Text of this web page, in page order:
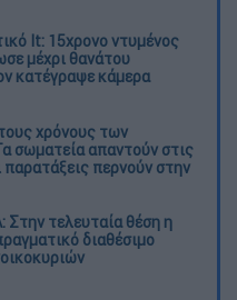
It: 15χρονο ντυμένος
μέχρι θανάτου
κατέγραψε κάμερα
χρόνους των
σωματεία απαντούν στις
παρατάξεις περνούν στην
τελευταία θέση η
διαθέσιμο